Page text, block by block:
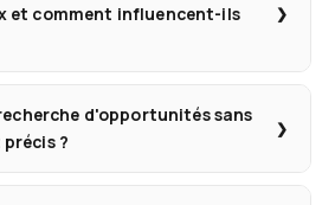
et comment influencent-ils
d'opportunités sans
?